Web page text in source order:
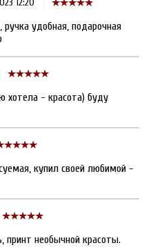
12:20
удобная, подарочная
хотела - красота) буду
купил своей любимой -
принт необычной красоты.